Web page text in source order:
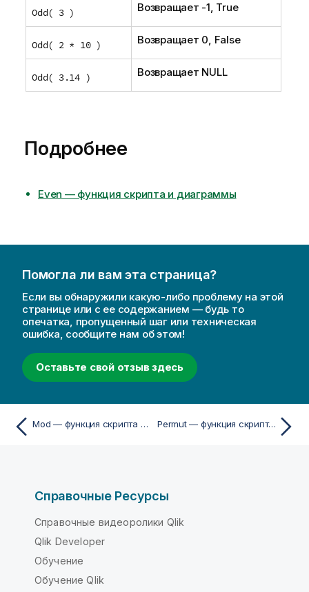
Odd( 3 ) Возвращает -1, True
Odd( 2 * 10 ) Возвращает 0, False
Odd( 3.14 ) Возвращает NULL
Подробнее
Even — функция скриптa и диаграммы
Помогла ли вам эта страница?
Если вы обнаружили какую-либо проблему на этой
странице или с ее содержанием — будь то
опечатка, пропущенный шаг или техническая
ошибка, сообщите нам об этом!
Оставьте свой отзыв здесь
Mod — функция скриптa и диаграммы Permut — функция скриптa и диаграммы
Справочные Ресурсы
Справочные видеоролики Qlik
Qlik Developer
Обучение
Обучение Qlik